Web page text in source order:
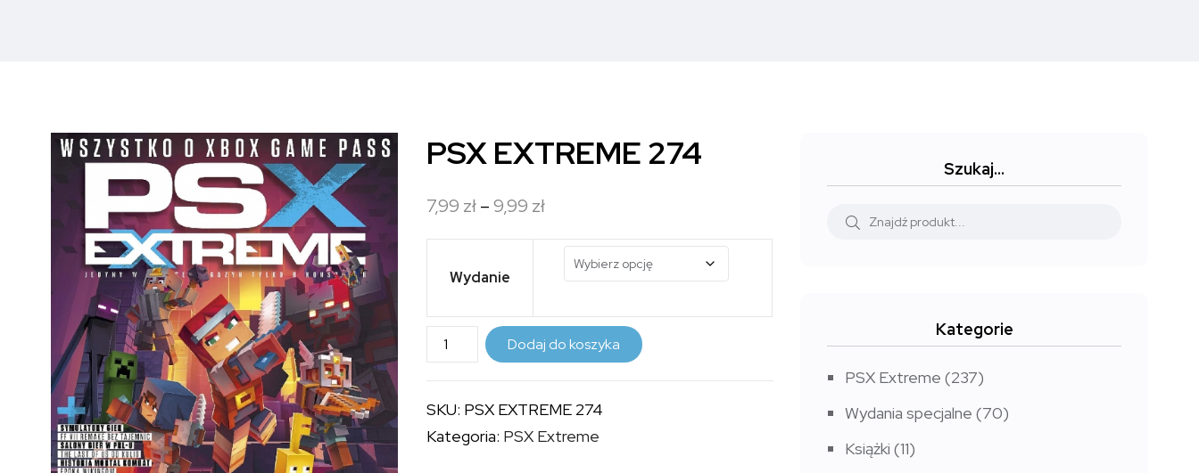
PSX EXTREME 274
7,99 zł– 9,99 złZakres
cen:
do
9,99 zł
Wydanie
ilość
PSX
274
Dodaj do koszyka
SKU: PSX EXTREME 274
Kategoria: PSX Extreme
Szukaj…
Kategorie
PSX Extreme (237)
Wydania specjalne (70)
Książki (11)